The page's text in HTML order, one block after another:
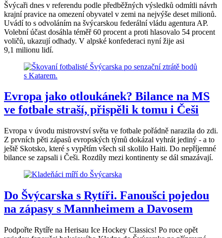
Švýcaři dnes v referendu podle předběžných výsledků odmítli návrh
krajní pravice na omezení obyvatel v zemi na nejvýše deset milionů.
Uvádí to s odvoláním na švýcarskou federální vládu agentura AP.
Volební účast dosáhla téměř 60 procent a proti hlasovalo 54 procent
voličů, ukazují odhady. V alpské konfederaci nyní žije asi
9,1 milionu lidí.
Evropa jako otloukánek? Bilance na MS
ve fotbale straší, přispěli k tomu i Češi
Evropa v úvodu mistrovství světa ve fotbale pořádně narazila do zdi.
Z prvních pěti zápasů evropských týmů dokázal vyhrát jediný - a to
ještě Skotsko, které s vypětím všech sil skolilo Haiti. Do nepříjemné
bilance se zapsali i Češi. Rozdíly mezi kontinenty se dál smazávají.
Do Švýcarska s Rytíři. Fanoušci pojedou
na zápasy s Mannheimem a Davosem
Podpořte Rytíře na Herisau Ice Hockey Classics! Po roce opět